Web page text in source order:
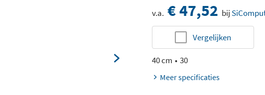
v.a. € 47,52 bij
Vergelijken
40 cm 30
Meer specificaties